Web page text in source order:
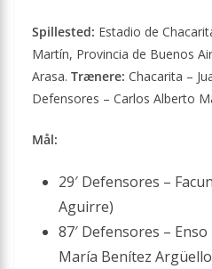
Spillested: Estadio de
Martín, Provincia de Buenos
Arasa. Trænere: Chacarita –
Defensores – Carlos Alberto
Mål:
29′ Defensores –
Aguirre)
87′ Defensores –
María Benítez